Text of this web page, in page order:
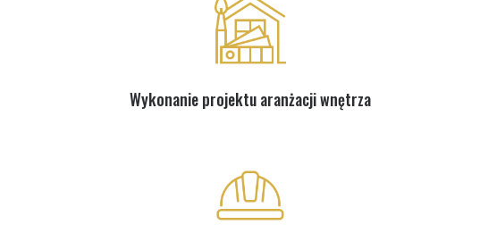
Wykonanie projektu aranżacji wnętrza